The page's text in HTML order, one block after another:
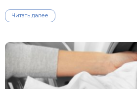
Читать далее